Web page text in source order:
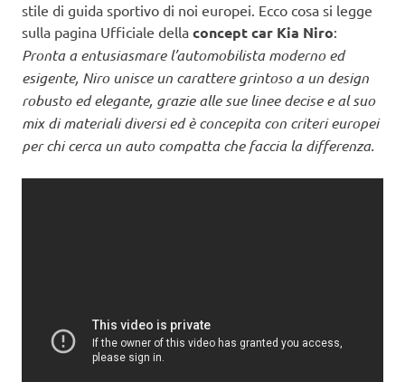
stile di guida sportivo di noi europei. Ecco cosa si legge
sulla pagina Ufficiale della concept car Kia Niro:
Pronta a entusiasmare l’automobilista moderno ed
esigente, Niro unisce un carattere grintoso a un design
robusto ed elegante, grazie alle sue linee decise e al suo
mix di materiali diversi ed è concepita con criteri europei
per chi cerca un auto compatta che faccia la differenza.